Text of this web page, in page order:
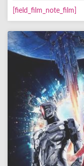
[field_film_note_film]